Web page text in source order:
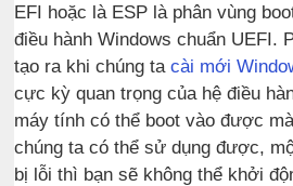
EFI hoặc là ESP là phân vùng
điều hành Windows chuẩn UEFI.
tạo ra khi chúng tacài mới
cực kỳ quan trọng của hệ điều
máy tính có thể boot vào được
chúng ta có thể sử dụng được,
bị lỗi thì bạn sẽ không thể khởi